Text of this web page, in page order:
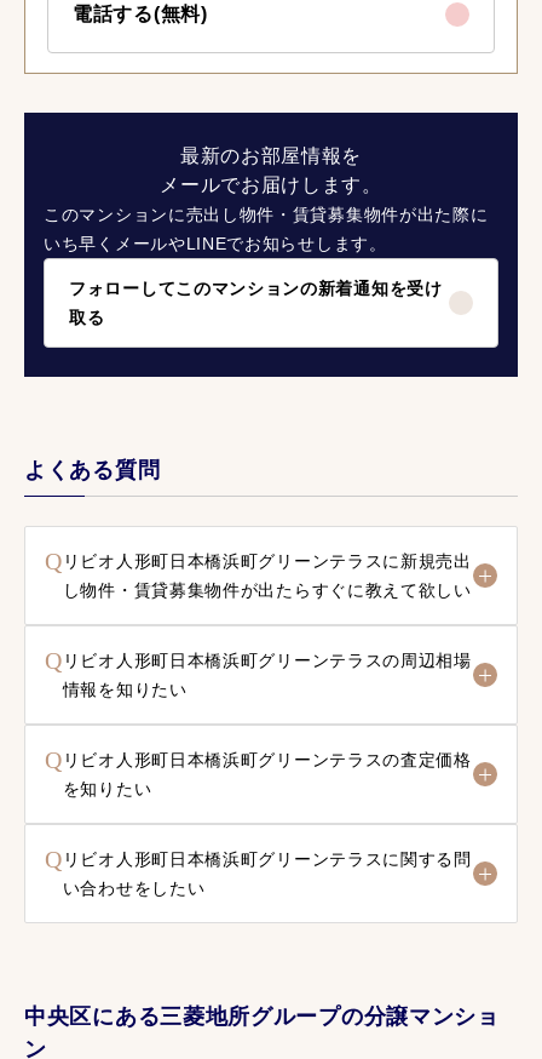
電話する(無料)
最新のお部屋情報を
メールでお届けします。
このマンションに売出し物件・賃貸募集物件が出た際に
いち早くメールやLINEでお知らせします。
フォローしてこのマンションの新着通知を受け
取る
よくある質問
Q リビオ人形町日本橋浜町グリーンテラスに新規売出
し物件・賃貸募集物件が出たらすぐに教えて欲しい
Q リビオ人形町日本橋浜町グリーンテラスの周辺相場
情報を知りたい
Q リビオ人形町日本橋浜町グリーンテラスの査定価格
を知りたい
Q リビオ人形町日本橋浜町グリーンテラスに関する問
い合わせをしたい
中央区にある三菱地所グループの分譲マンショ
ン